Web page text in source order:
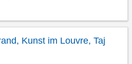
Kunst im Louvre, Taj